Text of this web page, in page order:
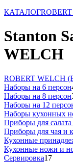
КАТАЛОГ
Stanton
WELCH
ROBERT WELCH
Наборы на 6 персон
Наборы на 8 персон
Наборы на 12
Наборы кухонных
Приборы для
Приборы для чая и
Кухонные
Кухонные ножи и
Сервировка17